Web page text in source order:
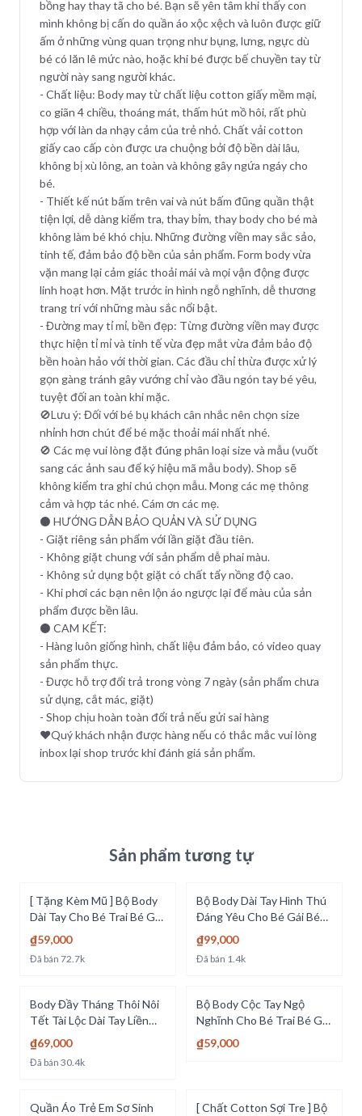
bồng hay thay tã cho bé. Bạn sẽ yên tâm khi thấy con
mình không bị cấn do quần áo xộc xệch và luôn được giữ
ấm ở những vùng quan trọng như bụng, lưng, ngực dù
bé có lăn lê mức nào, hoặc khi bé được bế chuyền tay từ
người này sang người khác.
- Chất liệu: Body may từ chất liệu cotton giấy mềm mại,
co giãn 4 chiều, thoáng mát, thấm hút mồ hôi, rất phù
hợp với làn da nhạy cảm của trẻ nhỏ. Chất vải cotton
giấy cao cấp còn được ưa chuộng bởi độ bền dài lâu,
không bị xù lông, an toàn và không gây ngứa ngáy cho
bé.
- Thiết kế nút bấm trên vai và nút bấm đũng quần thật
tiện lợi, dễ dàng kiểm tra, thay bỉm, thay body cho bé mà
không làm bé khó chịu. Những đường viền may sắc sảo,
tinh tế, đảm bảo độ bền của sản phẩm. Form body vừa
vặn mang lại cảm giác thoải mái và mọi vận động được
linh hoạt hơn. Mặt trước in hình ngỗ nghĩnh, dễ thương
trang trí với những màu sắc nổi bật.
- Đường may tỉ mỉ, bền đẹp: Từng đường viền may được
thực hiện tỉ mỉ và tinh tế vừa đẹp mắt vừa đảm bảo độ
bền hoàn hảo với thời gian. Các đầu chỉ thừa được xử lý
gọn gàng tránh gây vướng chỉ vào đầu ngón tay bé yêu,
tuyệt đối an toàn khi mặc.
🚫Lưu ý: Đối với bé bụ khách cân nhắc nên chọn size
nhỉnh hơn chút để bé mặc thoải mái nhất nhé.
🚫 Các mẹ vui lòng đặt đúng phân loại size và mẫu (vuốt
sang các ảnh sau để ký hiệu mã mẫu body). Shop sẽ
không kiểm tra ghi chú chọn mẫu. Mong các mẹ thông
cảm và hợp tác nhé. Cám ơn các mẹ.
⚫ HƯỚNG DẪN BẢO QUẢN VÀ SỬ DỤNG
- Giặt riêng sản phẩm với lần giặt đầu tiên.
- Không giặt chung với sản phẩm dễ phai màu.
- Không sử dụng bột giặt có chất tẩy nồng độ cao.
- Khi phơi các bạn nên lộn áo ngược lại để màu của sản
phẩm được bền lâu.
⚫ CAM KẾT:
- Hàng luôn giống hình, chất liệu đảm bảo, có video quay
sản phẩm thực.
- Được hỗ trợ đổi trả trong vòng 7 ngày (sản phẩm chưa
sử dụng, cắt mác, giặt)
- Shop chịu hoàn toàn đổi trả nếu gửi sai hàng
♥️Quý khách nhận được hàng nếu có thắc mắc vui lòng
inbox lại shop trước khi đánh giá sản phẩm.
Sản phẩm tương tự
[ Tặng Kèm Mũ ] Bộ Body
Dài Tay Cho Bé Trai Bé Gái
Từ Sơ Sinh Đến 2 Tuổi
Kiểu Quần Áo Bodysuit
Trẻ Em - [BDD4]
₫59,000
Đã bán 72.7k
Bộ Body Dài Tay Hình Thú
Đáng Yêu Cho Bé Gái Bé
Trai Từ 0-12 Tháng Tuổi -
[BDD1]
₫99,000
Đã bán 1.4k
Body Đầy Tháng Thôi Nôi
Tết Tài Lộc Dài Tay Liền
Thân Màu Đỏ Mẫu Quần
Áo Bé Trai Bé Gái Sơ Sinh
[BDD11]
₫69,000
Đã bán 30.4k
Bộ Body Cộc Tay Ngộ
Nghĩnh Cho Bé Trai Bé Gái
Từ 0-12 Tháng Tuổi -
[BDC1]
₫59,000
Quần Áo Trẻ Em Sơ Sinh
[ Chất Cotton Sợi Tre ] Bộ